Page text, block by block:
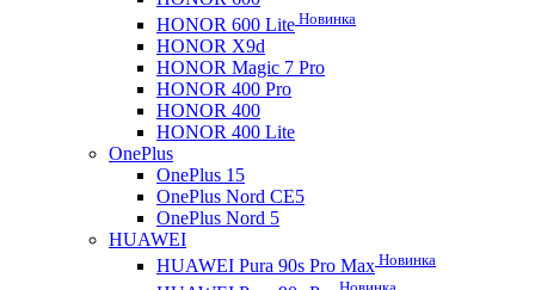
HONOR 600 Lite Новинка
HONOR X9d
HONOR Magic 7 Pro
HONOR 400 Pro
HONOR 400
HONOR 400 Lite
OnePlus
OnePlus 15
OnePlus Nord CE5
OnePlus Nord 5
HUAWEI
HUAWEI Pura 90s Pro Max Новинка
Новинка